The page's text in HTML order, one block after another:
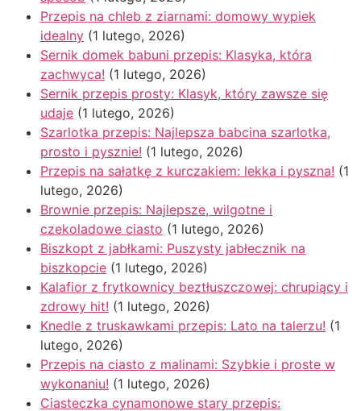
Przepis na chleb z ziarnami: domowy wypiek
idealny (1 lutego, 2026)
Sernik domek babuni przepis: Klasyka, która
zachwyca! (1 lutego, 2026)
Sernik przepis prosty: Klasyk, który zawsze się
udaje (1 lutego, 2026)
Szarlotka przepis: Najlepsza babcina szarlotka,
prosto i pysznie! (1 lutego, 2026)
Przepis na sałatkę z kurczakiem: lekka i pyszna! (1
lutego, 2026)
Brownie przepis: Najlepsze, wilgotne i
czekoladowe ciasto (1 lutego, 2026)
Biszkopt z jabłkami: Puszysty jabłecznik na
biszkopcie (1 lutego, 2026)
Kalafior z frytkownicy beztłuszczowej: chrupiący i
zdrowy hit! (1 lutego, 2026)
Knedle z truskawkami przepis: Lato na talerzu! (1
lutego, 2026)
Przepis na ciasto z malinami: Szybkie i proste w
wykonaniu! (1 lutego, 2026)
Ciasteczka cynamonowe stary przepis: